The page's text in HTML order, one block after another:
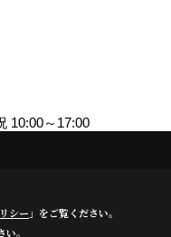
10:00～17:00
Reserved.
シー 」をご覧ください。
。